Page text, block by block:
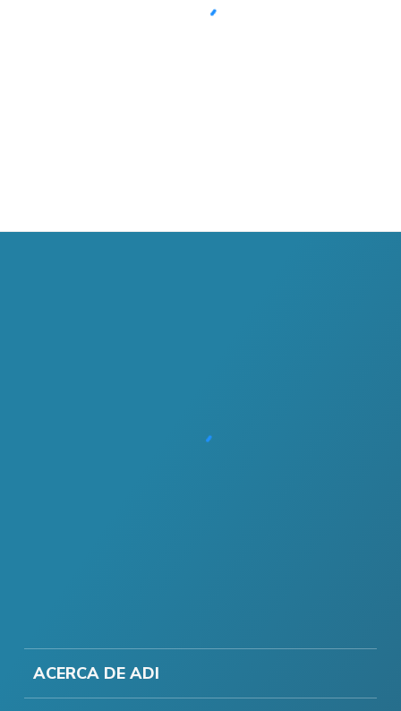
ACERCA DE ADI